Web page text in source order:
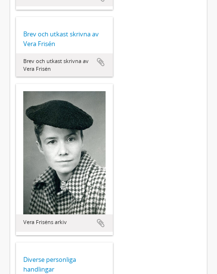
Brev och utkast skrivna av
Vera Frisén
Brev och utkast skrivna av
Vera Frisén
Vera Friséns arkiv
Diverse personliga
handlingar